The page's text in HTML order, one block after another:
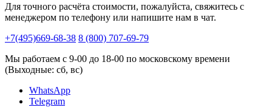
Для точного расчёта стоимости, пожалуйста, свяжитесь с
менеджером по телефону или напишите нам в чат.
+7(495)669-68-38 8 (800) 707-69-79
Мы работаем с 9-00 до 18-00 по московскому времени
(Выходные: сб, вс)
WhatsApp
Telegram